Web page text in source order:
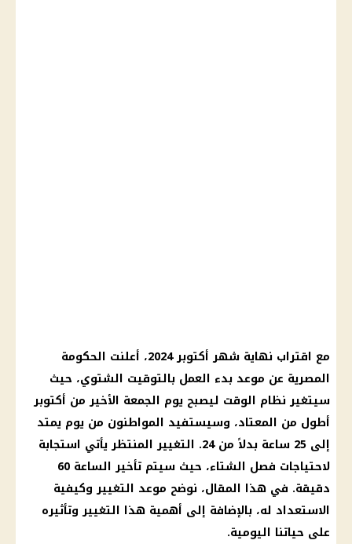
مع اقتراب نهاية شهر أكتوبر2024، أعلنت
الحكومة
المصرية عن موعد بدء العمل بالتوقيت الشتوي، حيث
سيتغير نظام الوقت ليصبح يوم الجمعة الأخير من أكتوبر
أطول من المعتاد، وسيستفيد المواطنون من يوم يمتد
إلى 25
ساعة
بدلاً من 24. التغيير المنتظر يأتي استجابة
لاحتياجات فصل الشتاء، حيث سيتم تأخير الساعة 60
دقيقة. في هذا المقال، نوضح موعد التغيير وكيفية
الاستعداد له، بالإضافة إلى أهمية هذا التغيير وتأثيره
على حياتنا اليومية.